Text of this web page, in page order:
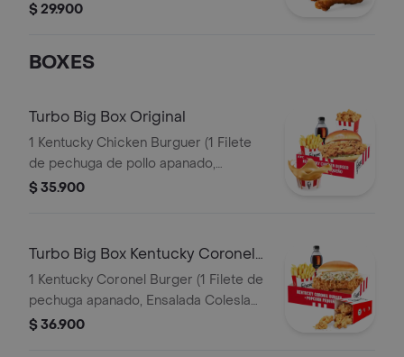
$ 29.900
BOXES
Turbo Big Box Original
1 Kentucky Chicken Burguer (1 Filete
de pechuga de pollo apanado,
pepinillos, mayonesa premium y
de Salsa 100g
$ 35.900
Turbo Big Box Kentucky Coronel
Burger
1 Kentucky Coronel Burger (1 Filete de
pechuga apanado, Ensalada Coleslaw,
BBQ y mantequilla) + 1 Pop Corn
$ 36.900